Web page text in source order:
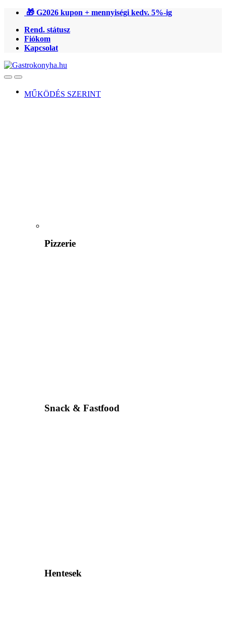
Ugrás
navigációhoz
Ugrás
tartalomra
🎁 G2026 kupon + mennyiségi kedv. 5%-ig
Rend. státusz
Fiókom
Kapcsolat
OpenClose
MŰKÖDÉS SZERINT
Pizzerie
Snack & Fastfood
Hentesek